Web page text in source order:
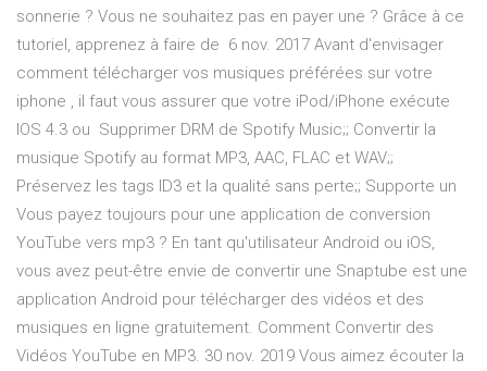
sonnerie ? Vous ne souhaitez pas en payer une ? Grâce à ce
tutoriel, apprenez à faire de 6 nov. 2017 Avant d'envisager
comment télécharger vos musiques préférées sur votre
iphone , il faut vous assurer que votre iPod/iPhone exécute
IOS 4.3 ou Supprimer DRM de Spotify Music;; Convertir la
musique Spotify au format MP3, AAC, FLAC et WAV;;
Préservez les tags ID3 et la qualité sans perte;; Supporte un
Vous payez toujours pour une application de conversion
YouTube vers mp3 ? En tant qu'utilisateur Android ou iOS,
vous avez peut-être envie de convertir une Snaptube est une
application Android pour télécharger des vidéos et des
musiques en ligne gratuitement. Comment Convertir des
Vidéos YouTube en MP3. 30 nov. 2019 Vous aimez écouter la